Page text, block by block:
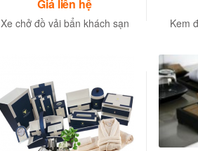
Giá liên hệ
Xe chở đồ vải bẩn khách sạn Kem